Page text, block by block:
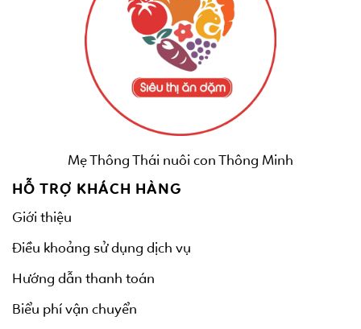
Mẹ Thông Thái nuôi con Thông Minh
HỖ TRỢ KHÁCH HÀNG
Giới thiệu
Điều khoảng sử dụng dịch vụ
Hướng dẫn thanh toán
Biểu phí vận chuyển